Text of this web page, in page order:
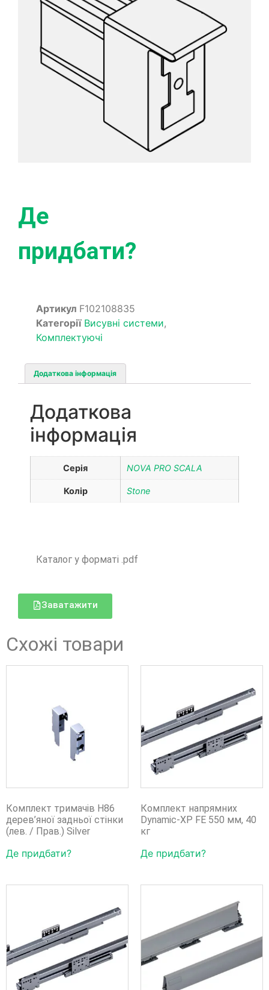
Де
придбати?
Артикул F102108835
Категорії Висувні системи,
Комплектуючі
Додаткова інформація
Додаткова
інформація
Серія NOVA PRO SCALA
Колір Stone
Каталог у форматі .pdf
Заватажити
Схожі товари
Комплект тримачів H86
дерев’яної задньої стінки
(лев. / Прав.) Silver
Де придбати?
Комплект напрямних
Dynamic-XP FE 550 мм, 40
кг
Де придбати?